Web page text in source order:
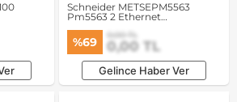
Schneider METSEPM5563
Pm5563 2 Ethernet
Alarm-Dın Enerji Analizörü
%69 0,00 TL
0,00 TL
Gelince Haber Ver